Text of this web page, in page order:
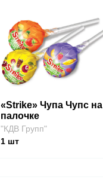
«Strike» Чупа Чупс на
палочке
"КДВ Групп"
1шт